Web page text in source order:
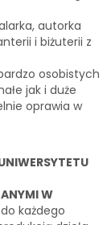
autorka
i biżuterii z
osobistych
jak i duże
oprawia w
W
każdego